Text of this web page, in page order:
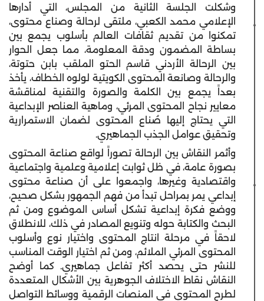
وشكلت الجلسة الثانية من المجلس، التي أدارها
الإعلامي محمد الكعبي، ملتقى لرحالة وصناع محتوى،
تمكنوا من تقديم ثقافات العالم بأسلوب يجمع بين
بساطة المضمون ودقة المعلومة، مما جعل الحوار
بين الرحالة الأردني قاسم الحتو الملقب بابن حتوتة،
والرحالة وصانعة المحتوى الكويتية لولوه الخطاف، يأخذ
بعداً يجمع بين الكلمة والصورة والتقنية لمناقشة
معايير نجاح المحتوى المرئي، وماهية العناصر الإبداعية
التي يحتاج إليها صُناع المحتوى لضمان الاستمرارية
وتحقيق عوامل الجذب الجماهيري.
وأثمر النقاش بين الرحالة تصوراً لواقع صناعة المحتوى
بصورة عامة، في ظل ثوابت إعلامية وعلمية واجتماعية
واقتصادية وغيرها، واجمعوا على أن صناعة محتوى
إبداعي يمر بمراحل تبدأ من فهم الجمهور بشكل صحيح،
ووضع فكرة إبداعية تشكل أساس الموضوع ومن ثم
البحث والكتابة حوله وتنويع المصادر في ذلك، للانطلاق
لاحقاً في مرحلة انتاج المحتوى واختيار نوع وأسلوب
المحتوى المرئي الملائم، ومن ثم اختيار الوقت المناسب
للنشر حتى يحصد أكثر تفاعل جماهيري. كما أوضح
النقاش نقاط الاختلاف الجوهرية بين الأشكال المتعددة
لطرح المحتوى في المنصات الرقمية ووسائط التواصل